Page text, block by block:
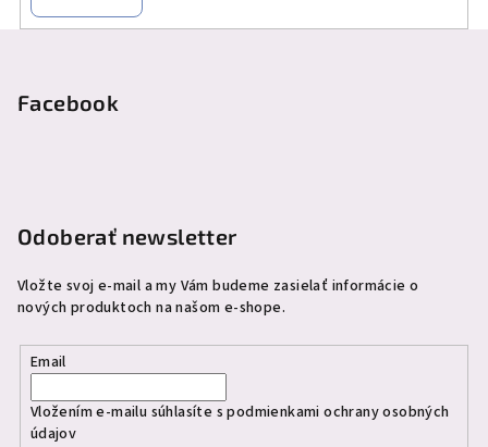
Facebook
Odoberať newsletter
Vložte svoj e-mail a my Vám budeme zasielať informácie o
nových produktoch na našom e-shope.
Email
Vložením e-mailu súhlasíte spodmienkami ochrany osobných
údajov